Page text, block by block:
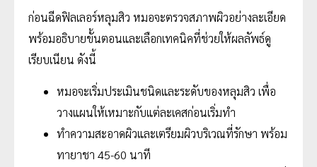
ก่อนฉีดฟิลเลอร์หลุมสิว หมอจะตรวจสภาพผิวอย่างละเอียด
พร้อมอธิบายขั้นตอนและเลือกเทคนิคที่ช่วยให้ผลลัพธ์ดู
เรียบเนียน ดังนี้
หมอจะเริ่มประเมินชนิดและระดับของหลุมสิว เพื่อ
วางแผนให้เหมาะกับแต่ละเคสก่อนเริ่มทำ
ทำความสะอาดผิวและเตรียมผิวบริเวณที่รักษา พร้อม
ทายาชา 45-60 นาที